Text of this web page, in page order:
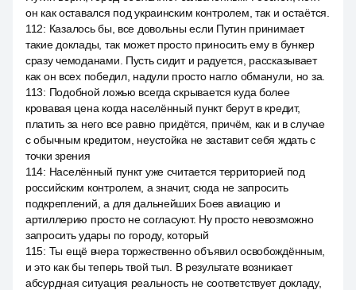
он как оставался под украинским контролем, так и остаётся.
112: Казалось бы, все довольны если Путин принимает
такие доклады, так может просто приносить ему в бункер
сразу чемоданами. Пусть сидит и радуется, рассказывает
как он всех победил, надули просто нагло обманули, но за.
113: Подобной ложью всегда скрывается куда более
кровавая цена когда населённый пункт берут в кредит,
платить за него все равно придётся, причём, как и в случае
с обычным кредитом, неустойка не заставит себя ждать с
точки зрения
114: Населённый пункт уже считается территорией под
российским контролем, а значит, сюда не запросить
подкреплений, а для дальнейших Боев авиацию и
артиллерию просто не согласуют. Ну просто невозможно
запросить удары по городу, который
115: Ты ещё вчера торжественно объявил освобождённым,
и это как бы теперь твой тыл. В результате возникает
абсурдная ситуация реальность не соответствует докладу,